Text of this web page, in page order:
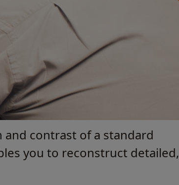
contrast of a standard
you to reconstruct detailed,